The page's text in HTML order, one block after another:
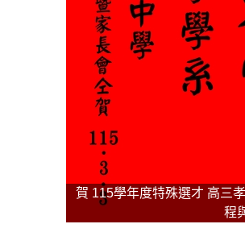
賀 115學年度特殊選才 高三
程